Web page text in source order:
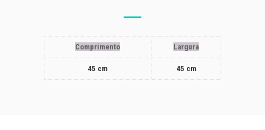
Comprimento Largura
45 cm 45 cm